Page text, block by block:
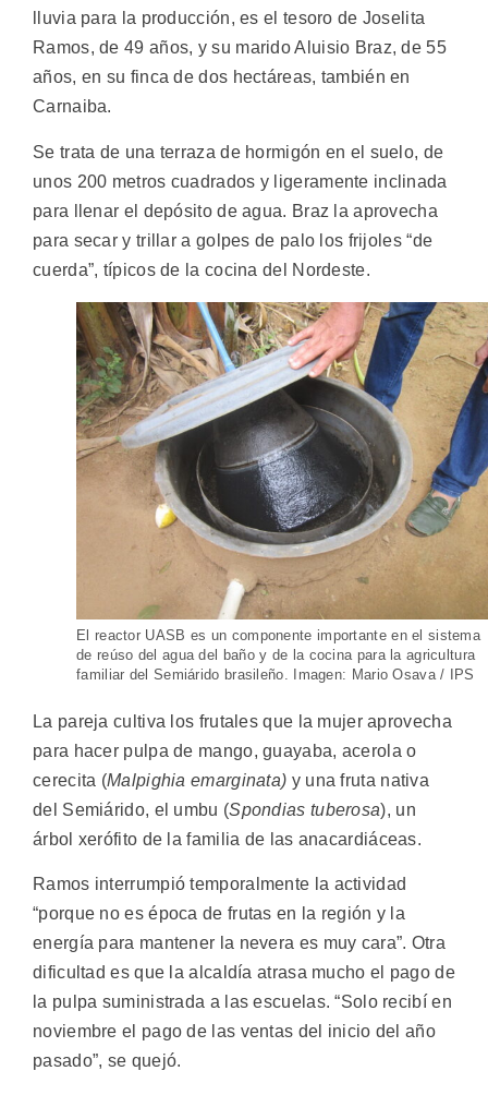
lluvia para la producción, es el tesoro de Joselita
Ramos, de 49 años, y su marido Aluisio Braz, de 55
años, en su finca de dos hectáreas, también en
Carnaiba.
Se trata de una terraza de hormigón en el suelo, de
unos 200 metros cuadrados y ligeramente inclinada
para llenar el depósito de agua. Braz la aprovecha
para secar y trillar a golpes de palo los frijoles “de
cuerda”, típicos de la cocina del Nordeste.
El reactor UASB es un componente importante en el sistema
de reúso del agua del baño y de la cocina para la agricultura
familiar del Semiárido brasileño. Imagen: Mario Osava / IPS
La pareja cultiva los frutales que la mujer aprovecha
para hacer pulpa de mango, guayaba, acerola o
cerecita (Malpighia emarginata) y una fruta nativa
del Semiárido, el umbu (Spondias tuberosa), un
árbol xerófito de la familia de las anacardiáceas.
Ramos interrumpió temporalmente la actividad
“porque no es época de frutas en la región y la
energía para mantener la nevera es muy cara”. Otra
dificultad es que la alcaldía atrasa mucho el pago de
la pulpa suministrada a las escuelas. “Solo recibí en
noviembre el pago de las ventas del inicio del año
pasado”, se quejó.